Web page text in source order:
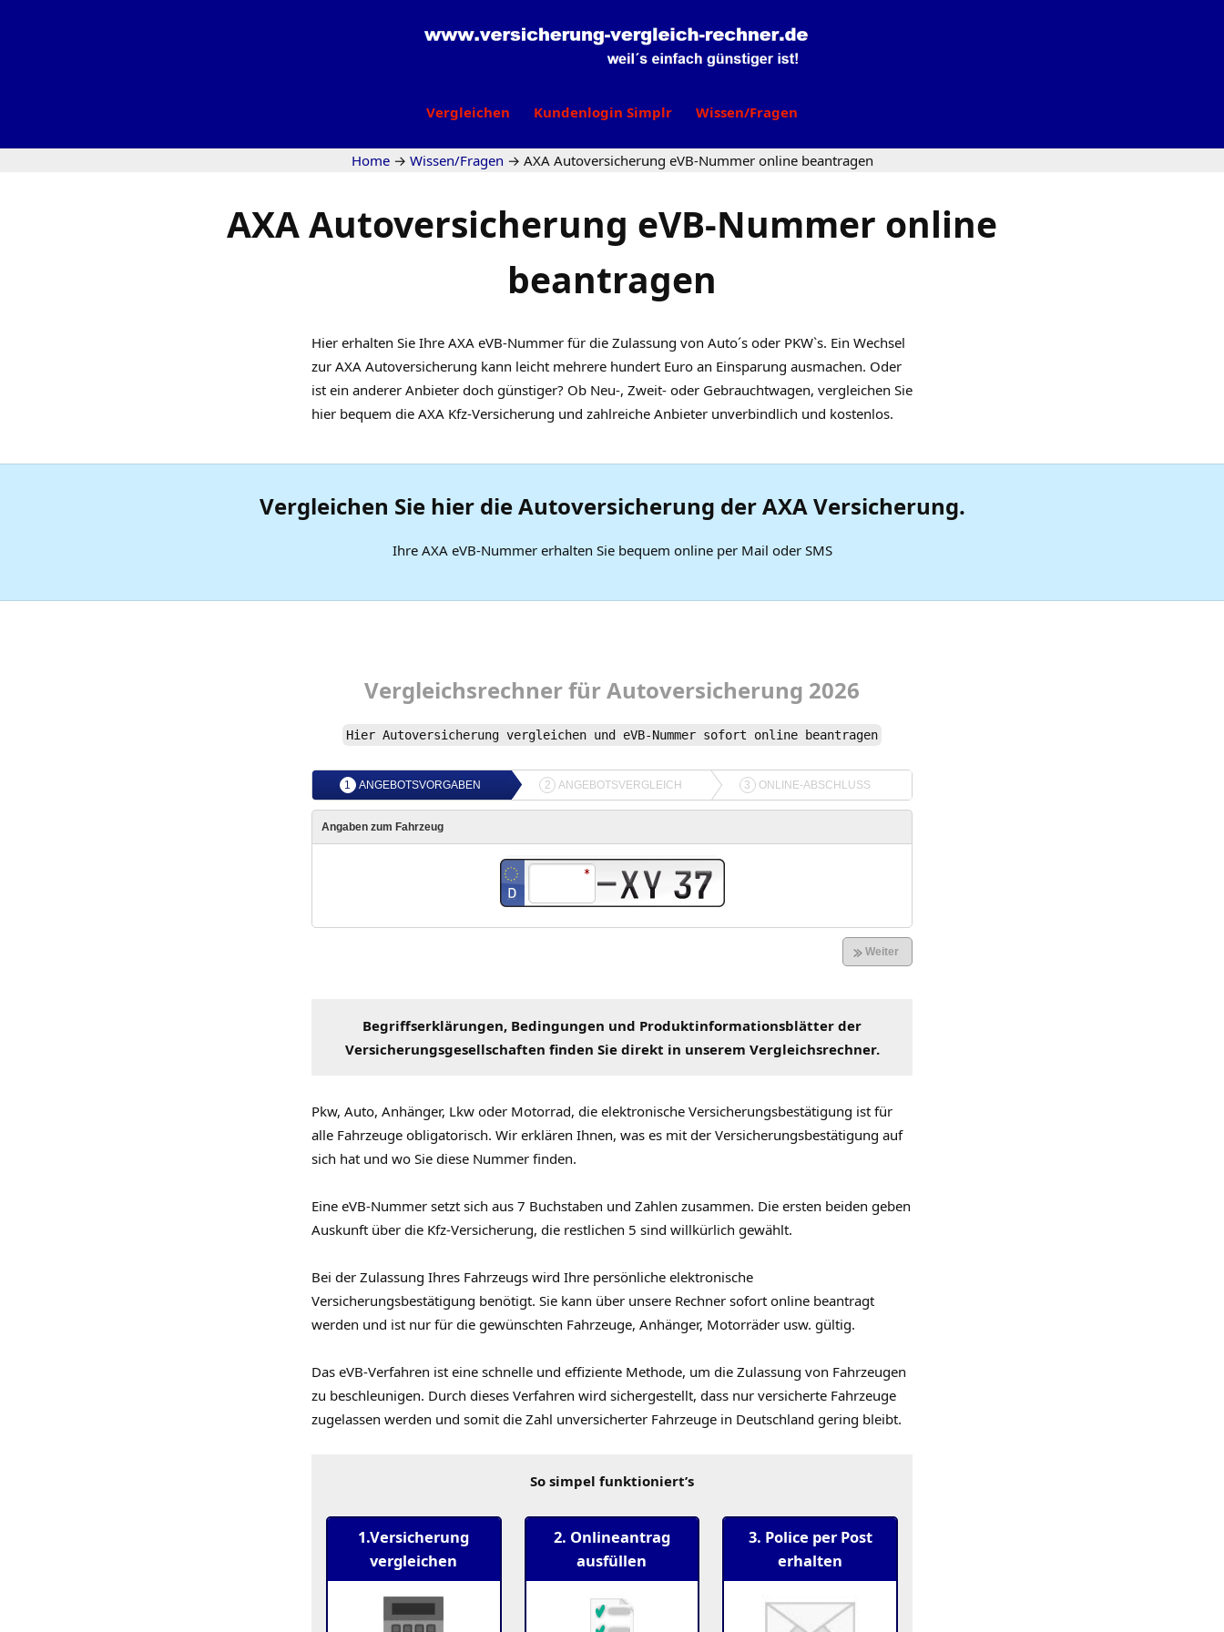
Vergleichen Kundenlogin Simplr Wissen/Fragen
Home → Wissen/Fragen → AXA Autoversicherung eVB-Nummer online beantragen
AXA Autoversicherung eVB-Nummer online
beantragen
Hier erhalten Sie Ihre AXA eVB-Nummer für die Zulassung von Auto´s oder PKW`s. Ein Wechsel
zur AXA Autoversicherung kann leicht mehrere hundert Euro an Einsparung ausmachen. Oder
ist ein anderer Anbieter doch günstiger? Ob Neu-, Zweit- oder Gebrauchtwagen, vergleichen Sie
hier bequem die AXA Kfz-Versicherung und zahlreiche Anbieter unverbindlich und kostenlos.
Vergleichen Sie hier dieAutoversicherung der AXA Versicherung.
Ihre AXA eVB-Nummer erhalten Sie bequem online per Mail oder SMS
VergleichsrechnerfürAutoversicherung 2026
Hier Autoversicherung vergleichen und eVB-Nummer sofort online beantragen
Begriffserklärungen, Bedingungen und Produktinformationsblätter der
Versicherungsgesellschaften finden Sie direkt in unserem Vergleichsrechner.
Pkw, Auto, Anhänger, Lkw oder Motorrad, die elektronische Versicherungsbestätigung ist für
alle Fahrzeuge obligatorisch. Wir erklären Ihnen, was es mit der Versicherungsbestätigung auf
sich hat und wo Sie diese Nummer finden.
Eine eVB-Nummer setzt sich aus 7 Buchstaben und Zahlen zusammen. Die ersten beiden geben
Auskunft über die Kfz-Versicherung, die restlichen 5 sind willkürlich gewählt.
Bei der Zulassung Ihres Fahrzeugs wird Ihre persönliche elektronische
Versicherungsbestätigung benötigt. Sie kann über unsere Rechner sofort online beantragt
werden und ist nur für die gewünschten Fahrzeuge, Anhänger, Motorräder usw. gültig.
Das eVB-Verfahren ist eine schnelle und effiziente Methode, um die Zulassung von Fahrzeugen
zu beschleunigen. Durch dieses Verfahren wird sichergestellt, dass nur versicherte Fahrzeuge
zugelassen werden und somit die Zahl unversicherter Fahrzeuge in Deutschland gering bleibt.
So simpel funktioniert’s
1.Versicherung
vergleichen
2. Onlineantrag
ausfüllen
3. Police per Post
erhalten